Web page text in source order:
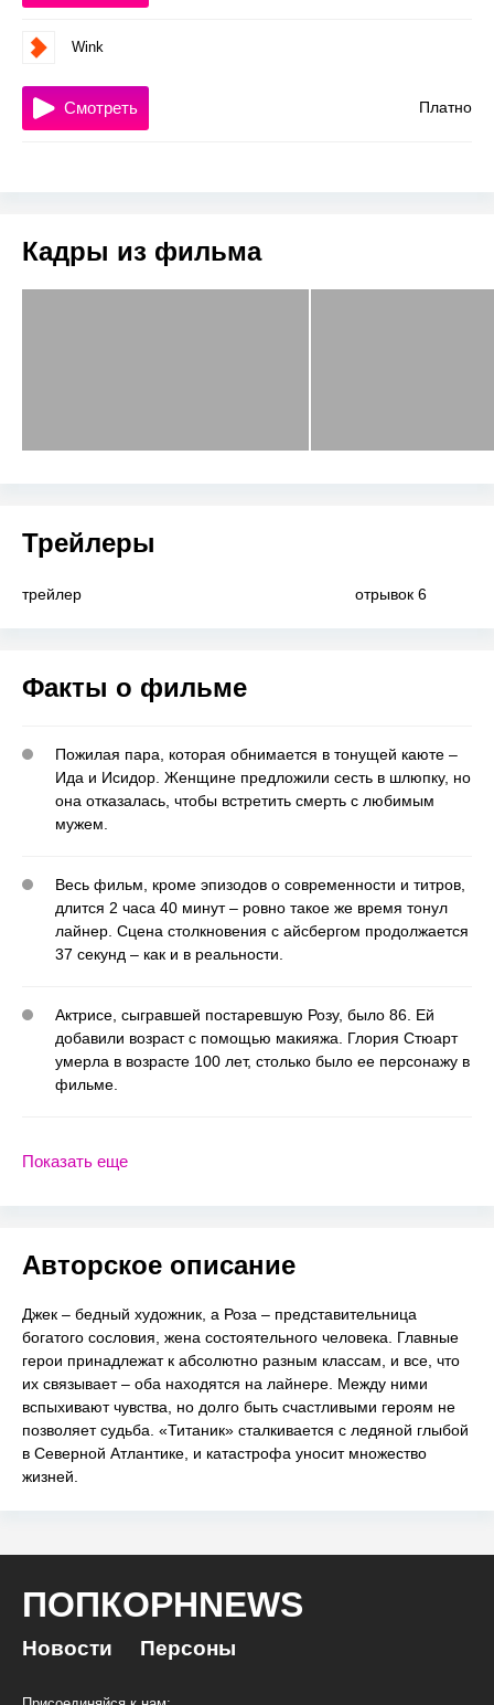
Wink
Платно
Смотреть
Кадры из фильма
Трейлеры
трейлер отрывок 6
Факты о фильме
Пожилая пара, которая обнимается в тонущей каюте –
Ида и Исидор. Женщине предложили сесть в шлюпку, но
она отказалась, чтобы встретить смерть с любимым
мужем.
Весь фильм, кроме эпизодов о современности и титров,
длится 2 часа 40 минут – ровно такое же время тонул
лайнер. Сцена столкновения с айсбергом продолжается
37 секунд – как и в реальности.
Актрисе, сыгравшей постаревшую Розу, было 86. Ей
добавили возраст с помощью макияжа. Глория Стюарт
умерла в возрасте 100 лет, столько было ее персонажу в
фильме.
Показать еще
Авторское описание
Джек – бедный художник, а Роза – представительница
богатого сословия, жена состоятельного человека. Главные
герои принадлежат к абсолютно разным классам, и все, что
их связывает – оба находятся на лайнере. Между ними
вспыхивают чувства, но долго быть счастливыми героям не
позволяет судьба. «Титаник» сталкивается с ледяной глыбой
в Северной Атлантике, и катастрофа уносит множество
жизней.
ПОПКОРНNEWS
Новости Персоны